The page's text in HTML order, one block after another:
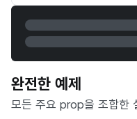
완전한 예제
모든 주요 prop을 조합한